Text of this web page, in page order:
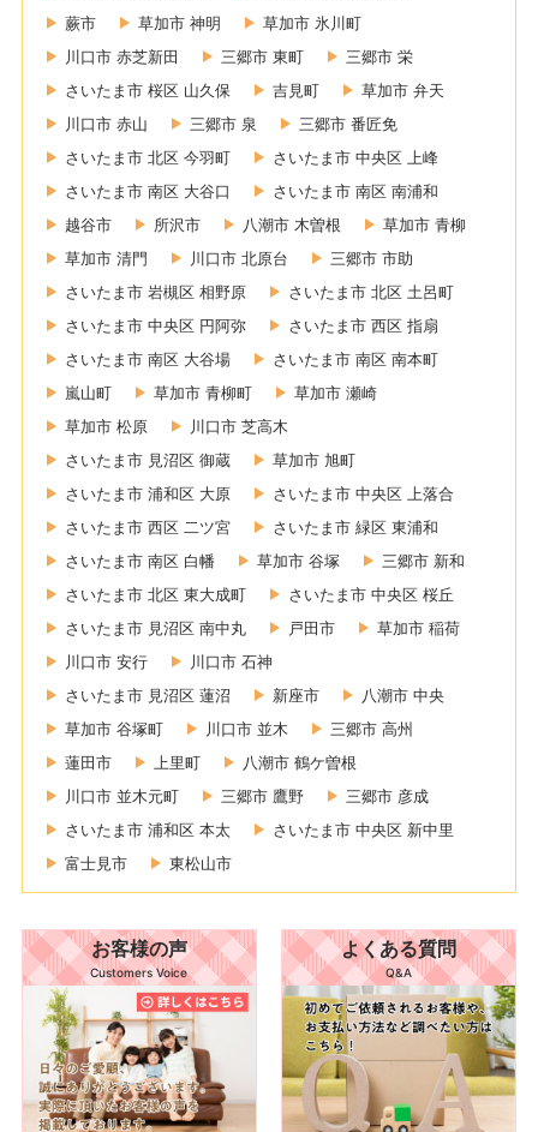
蕨市
草加市 神明
草加市 氷川町
川口市 赤芝新田
三郷市 東町
三郷市 栄
さいたま市 桜区 山久保
吉見町
草加市 弁天
川口市 赤山
三郷市 泉
三郷市 番匠免
さいたま市 北区 今羽町
さいたま市 中央区 上峰
さいたま市 南区 大谷口
さいたま市 南区 南浦和
越谷市
所沢市 八潮市 木曽根
草加市 青柳
草加市 清門
川口市 北原台
三郷市 市助
さいたま市 岩槻区 相野原
さいたま市 北区 土呂町
さいたま市 中央区 円阿弥
さいたま市 西区 指扇
さいたま市 南区 大谷場
さいたま市 南区 南本町
嵐山町
草加市 青柳町
草加市 瀬崎
草加市 松原
川口市 芝高木
さいたま市 見沼区 御蔵
草加市 旭町
さいたま市 浦和区 大原
さいたま市 中央区 上落合
さいたま市 西区 二ツ宮
さいたま市 緑区 東浦和
さいたま市 南区 白幡
草加市 谷塚
三郷市 新和
さいたま市 北区 東大成町
さいたま市 中央区 桜丘
さいたま市 見沼区 南中丸
戸田市
草加市 稲荷
川口市 安行
川口市 石神
さいたま市 見沼区 蓮沼
新座市
八潮市 中央
草加市 谷塚町
川口市 並木
三郷市 高州
蓮田市
上里町
八潮市 鶴ケ曽根
川口市 並木元町
三郷市 鷹野
三郷市 彦成
さいたま市 浦和区 本太
さいたま市 中央区 新中里
富士見市
東松山市
お客様の声
Customers Voice
よくある質問
Q&A